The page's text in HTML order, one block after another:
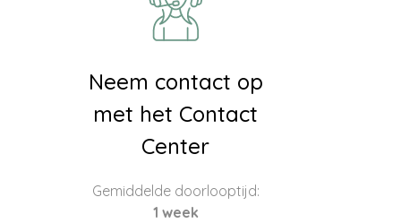
Neem contact op
met het Contact
Center
Gemiddelde doorlooptijd:
1 week